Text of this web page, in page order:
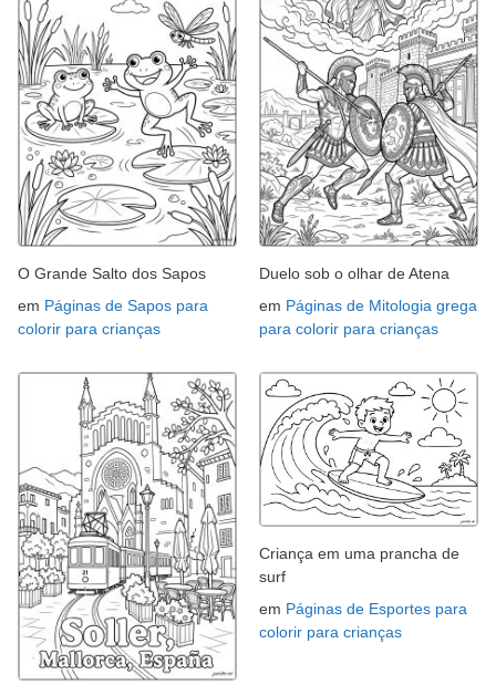
O Grande Salto dos Sapos
em Páginas de Sapos para
colorir para crianças
Duelo sob o olhar de Atena
em Páginas de Mitologia grega
para colorir para crianças
Criança em uma prancha de
surf
em Páginas de Esportes para
colorir para crianças